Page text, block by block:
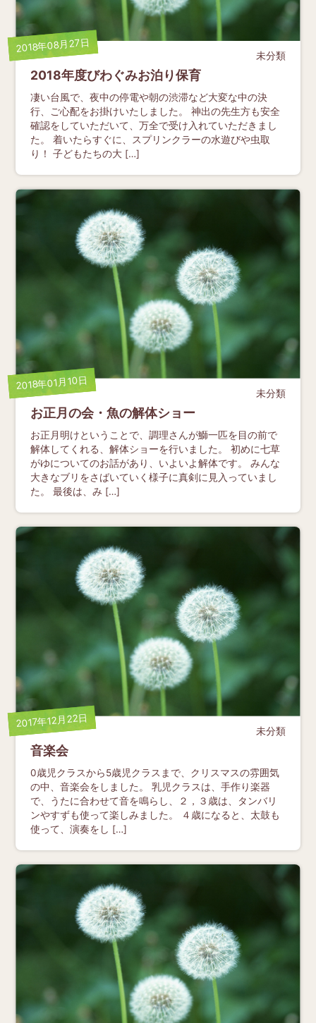
2018年08月27日
未分類
2018年度びわぐみお泊り保育
凄い台風で、夜中の停電や朝の渋滞など大変な中の決
行、ご心配をお掛けいたしました。 神出の先生方も安全
確認をしていただいて、万全で受け入れていただきまし
た。 着いたらすぐに、スプリンクラーの水遊びや虫取
り！ 子どもたちの大 […]
2018年01月10日
未分類
お正月の会・魚の解体ショー
お正月明けということで、調理さんが鰤一匹を目の前で
解体してくれる、解体ショーを行いました。 初めに七草
がゆについてのお話があり、いよいよ解体です。 みんな
大きなブリをさばいていく様子に真剣に見入っていまし
た。 最後は、み […]
2017年12月22日
未分類
音楽会
0歳児クラスから5歳児クラスまで、クリスマスの雰囲気
の中、音楽会をしました。 乳児クラスは、手作り楽器
で、うたに合わせて音を鳴らし、２，３歳は、タンバリ
ンやすずも使って楽しみました。 ４歳になると、太鼓も
使って、演奏をし […]